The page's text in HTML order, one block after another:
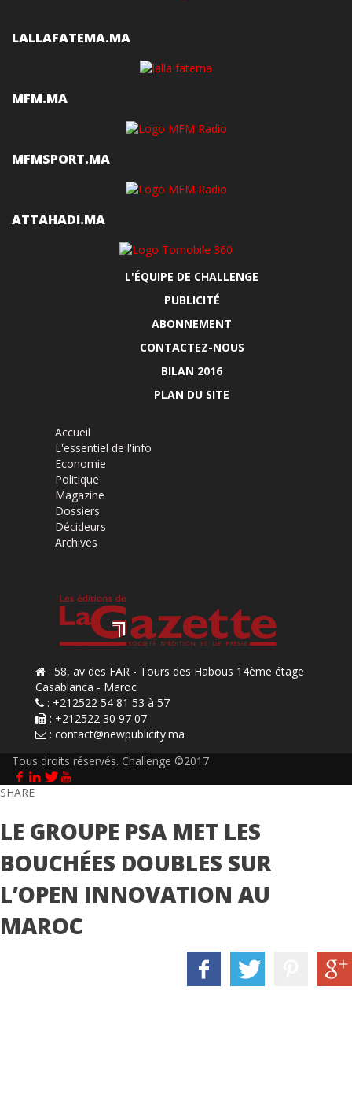
LALLAFATEMA.MA
MFM.MA
MFMSPORT.MA
ATTAHADI.MA
L'ÉQUIPE DE CHALLENGE
PUBLICITÉ
ABONNEMENT
CONTACTEZ-NOUS
BILAN 2016
PLAN DU SITE
Accueil
L'essentiel de l'info
Economie
Politique
Magazine
Dossiers
Décideurs
Archives
: 58, av des FAR - Tours des Habous 14ème étage
Casablanca - Maroc
: +212522 54 81 53 à 57
: +212522 30 97 07
: contact@newpublicity.ma
Tous droits réservés. Challenge ©2017
SHARE
LE GROUPE PSA MET LES
BOUCHÉES DOUBLES SUR
L’OPEN INNOVATION AU
MAROC